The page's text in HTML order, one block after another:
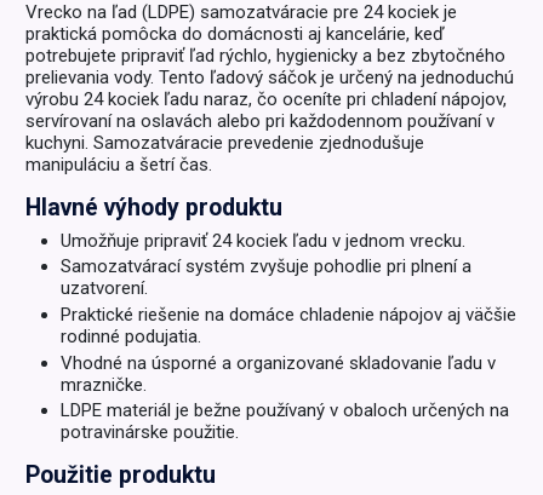
Vrecko na ľad (LDPE) samozatváracie pre 24 kociek je
praktická pomôcka do domácnosti aj kancelárie, keď
potrebujete pripraviť ľad rýchlo, hygienicky a bez zbytočného
prelievania vody. Tento ľadový sáčok je určený na jednoduchú
výrobu 24 kociek ľadu naraz, čo oceníte pri chladení nápojov,
servírovaní na oslavách alebo pri každodennom používaní v
kuchyni. Samozatváracie prevedenie zjednodušuje
manipuláciu a šetrí čas.
Hlavné výhody produktu
Umožňuje pripraviť 24 kociek ľadu v jednom vrecku.
Samozatvárací systém zvyšuje pohodlie pri plnení a
uzatvorení.
Praktické riešenie na domáce chladenie nápojov aj väčšie
rodinné podujatia.
Vhodné na úsporné a organizované skladovanie ľadu v
mrazničke.
LDPE materiál je bežne používaný v obaloch určených na
potravinárske použitie.
Použitie produktu